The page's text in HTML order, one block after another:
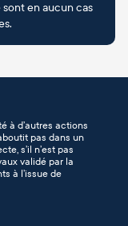
en aucun cas
à d’autres actions
pas dans un
s’il n’est pas
validé par la
à l’issue de